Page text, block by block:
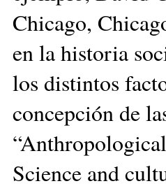
Chicago,
en la historia
los distintos
concepción de
Science and